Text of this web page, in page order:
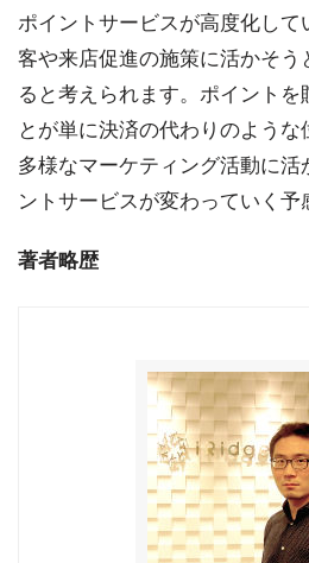
ポイントサービスが高度化し
客や来店促進の施策に活かそう
ると考えられます。ポイントを
とが単に決済の代わりのよう
多様なマーケティング活動に活
ントサービスが変わっていく予
著者略歴